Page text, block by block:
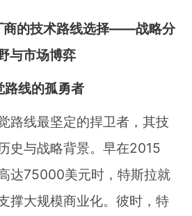
商的技术路线选择——战略分
与市场博弈
路线的孤勇者
路线最坚定的捍卫者，其技
史与战略背景。早在2015
达75000美元时，特斯拉就
撑大规模商业化。彼时，特